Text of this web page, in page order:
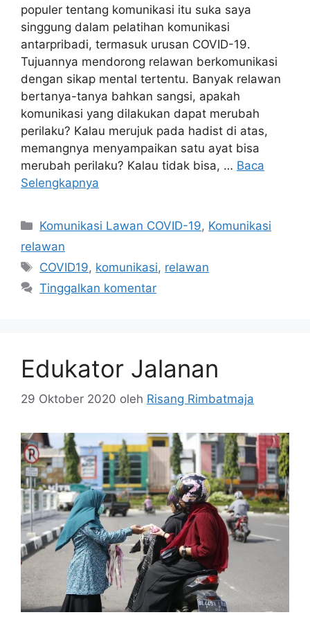
populer tentang komunikasi itu suka saya
singgung dalam pelatihan komunikasi
antarpribadi, termasuk urusan COVID-19.
Tujuannya mendorong relawan berkomunikasi
dengan sikap mental tertentu. Banyak relawan
bertanya-tanya bahkan sangsi, apakah
komunikasi yang dilakukan dapat merubah
perilaku? Kalau merujuk pada hadist di atas,
memangnya menyampaikan satu ayat bisa
merubah perilaku? Kalau tidak bisa, … Baca
Selengkapnya
Kategori
Komunikasi Lawan COVID-19, Komunikasi
relawan
Tag
COVID19, komunikasi, relawan
Tinggalkan komentar
Edukator Jalanan
29 Oktober 2020 oleh Risang Rimbatmaja